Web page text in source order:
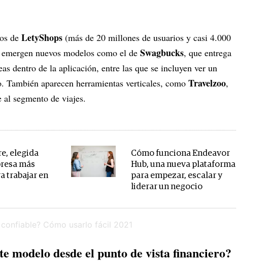
de LetyShops (más de 20 millones de usuarios y casi 4.000
nuevos modelos como el de Swagbucks, que entrega
dentro de la aplicación, entre las que se incluyen ver un
aparecen herramientas verticales, como Travelzoo,
al segmento de viajes.
elegida
más
trabajar en
Cómo funciona Endeavor
Hub, una nueva plataforma
para empezar, escalar y
liderar un negocio
modelo desde el punto de vista financiero?